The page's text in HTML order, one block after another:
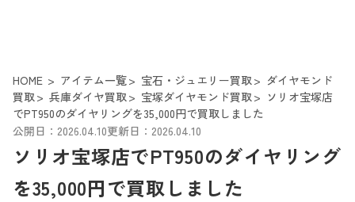
HOME アイテム一覧 宝石・ジュエリー買取
ダイヤモンド
買取
兵庫ダイヤ買取 宝塚ダイヤモンド買取
ソリオ宝塚店
でPT950のダイヤリングを35,000円で買取しました
公開日：2026.04.10更新日：2026.04.10
ソリオ宝塚店でPT950のダイヤリング
を35,000円で買取しました